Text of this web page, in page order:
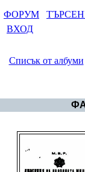
ФОРУМ
ВХОД
Списък от албуми